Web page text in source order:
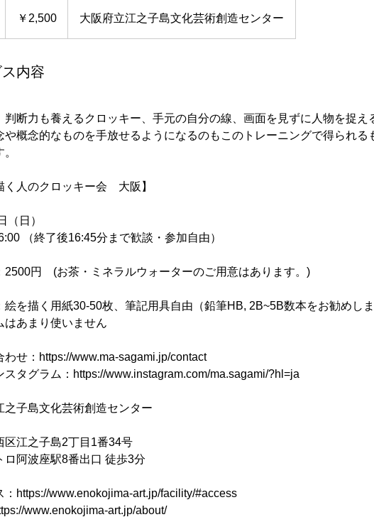
￥2,500 大阪府立江之子島文化芸術創造センター
内容
判断力も養えるクロッキー、手元の自分の線、画面を見ずに人物を捉え
や概念的なものを手放せるようになるのもこのトレーニングで得られる
く人のクロッキー会 大阪】
（日）
（終了後16:45分まで歓談・参加自由）
2500円 (お茶・ミネラルウォーターのご用意はあります。)
絵を描く用紙30-50枚、筆記用具自由（鉛筆HB, 2B~5B数本をお勧めし
はあまり使いません
わせ：https://www.ma-sagami.jp/contact
スタグラム：https://www.instagram.com/ma.sagami/?hl=ja
之子島文化芸術創造センター
区江之子島2丁目1番34号
ロ阿波座駅8番出口 徒歩3分
：https://www.enokojima-art.jp/facility/#access
www.enokojima-art.jp/about/